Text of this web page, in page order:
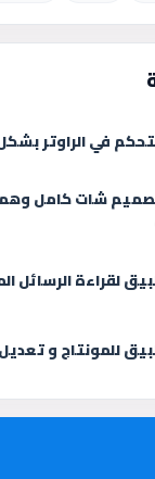
في الراوتر
شات كامل
لقراءة الرسائل
للمونتاج و